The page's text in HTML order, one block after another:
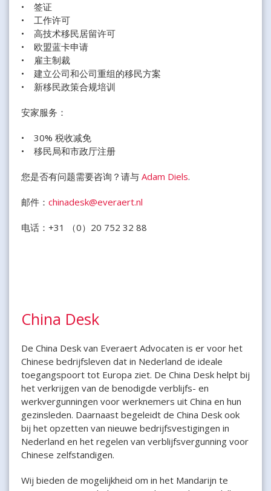
• 签证
• 工作许可
• 高技术移民居留许可
• 欧盟蓝卡申请
• 雇主制裁
• 建立公司和公司重组的移民方案
• 新移民政策合规培训
安家服务：
• 30% 税收减免
• 移民局和市政厅注册
您是否有问题需要咨询？请与 Adam Diels.
邮件： chinadesk@everaert.nl
电话：+31 （0）20 752 32 88
China Desk
De China Desk van Everaert Advocaten is er voor het
Chinese bedrijfsleven dat in Nederland de ideale
toegangspoort tot Europa ziet. De China Desk helpt bij
het verkrijgen van de benodigde verblijfs- en
werkvergunningen voor werknemers uit China en hun
gezinsleden. Daarnaast begeleidt de China Desk ook
bij het opzetten van nieuwe bedrijfsvestigingen in
Nederland en het regelen van verblijfsvergunning voor
Chinese zelfstandigen.
Wij bieden de mogelijkheid om in het Mandarijn te